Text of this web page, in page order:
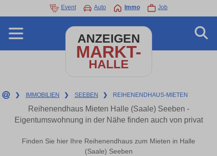
Event Auto Immo Job
ANZEIGEN
MARKT-
HALLE
❯ IMMOBILIEN ❯ SEEBEN ❯ REIHENENDHAUS-MIETEN
Reihenendhaus Mieten Halle (Saale) Seeben -
Eigentumswohnung in der Nähe finden auch von privat
Finden Sie hier Ihre Reihenendhaus zum Mieten in Halle
(Saale) Seeben